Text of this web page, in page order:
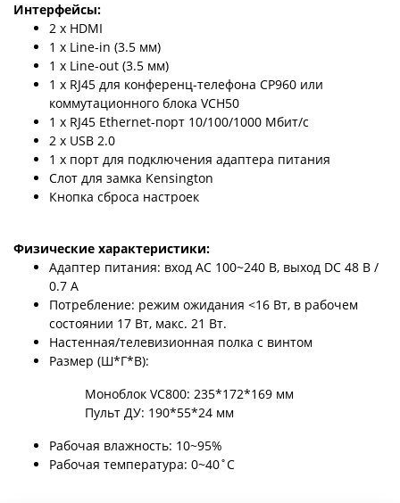
Интерфейсы:
2 x HDMI
1 x Line-in (3.5 мм)
1 x Line-out (3.5 мм)
1 x RJ45 для конференц-телефона CP960 или
коммутационного блока VCH50
1 x RJ45 Ethernet-порт 10/100/1000 Мбит/с
2 x USB 2.0
1 x порт для подключения адаптера питания
Cлот для замка Kensington
Кнопка сброса настроек
Физические характеристики:
Адаптер питания: вход AC 100~240 В, выход DC 48 В /
0.7 А
Потребление: режим ожидания <16 Вт, в рабочем
состоянии 17 Вт, макс. 21 Вт.
Настенная/телевизионная полка с винтом
Размер (Ш*Г*В):
Моноблок VC800: 235*172*169 мм
Пульт ДУ: 190*55*24 мм
Рабочая влажность: 10~95%
Рабочая температура: 0~40˚C